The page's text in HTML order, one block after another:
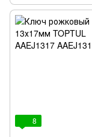
8